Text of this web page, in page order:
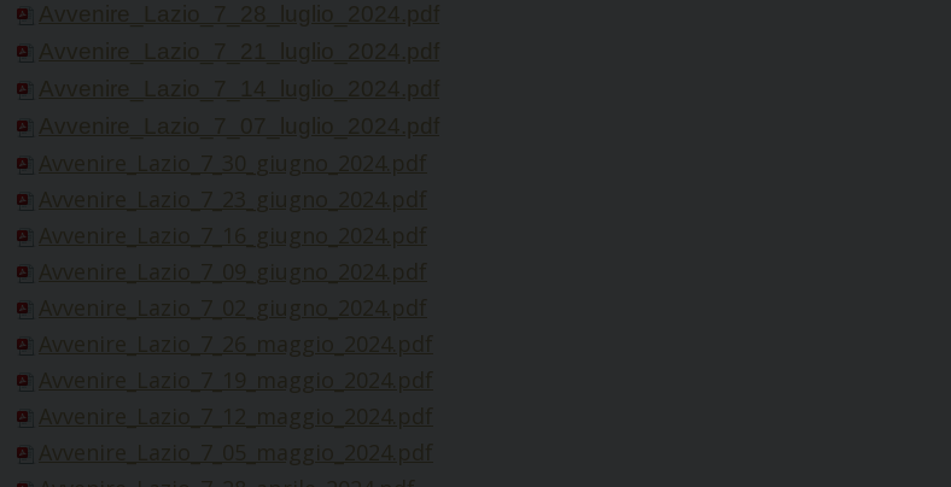
Avvenire_Lazio_7_28_luglio_2024.pdf
Avvenire_Lazio_7_21_luglio_2024.pdf
Avvenire_Lazio_7_14_luglio_2024.pdf
Avvenire_Lazio_7_07_luglio_2024.pdf
Avvenire_Lazio_7_30_giugno_2024.pdf
Avvenire_Lazio_7_23_giugno_2024.pdf
Avvenire_Lazio_7_16_giugno_2024.pdf
Avvenire_Lazio_7_09_giugno_2024.pdf
Avvenire_Lazio_7_02_giugno_2024.pdf
Avvenire_Lazio_7_26_maggio_2024.pdf
Avvenire_Lazio_7_19_maggio_2024.pdf
Avvenire_Lazio_7_12_maggio_2024.pdf
Avvenire_Lazio_7_05_maggio_2024.pdf